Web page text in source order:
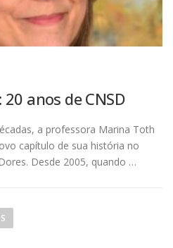
anos de CNSD
a professora Marina Toth
capítulo de sua história no
Desde 2005, quando …